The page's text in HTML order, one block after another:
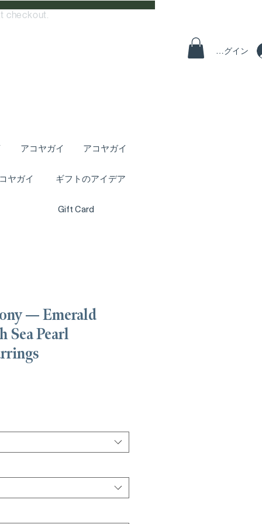
checkout.
ログイン
アコヤガイ アコヤガイ
ヤガイ ギフトのアイデア
Gift Card
— Emerald
Sea Pearl